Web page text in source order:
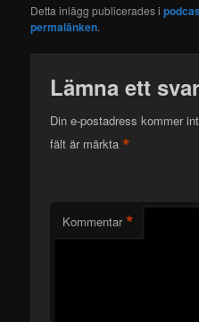
Detta inlägg publicerades i
permalänken.
Lämna ett svar
Din e-postadress kommer
fält är märkta*
Kommentar *